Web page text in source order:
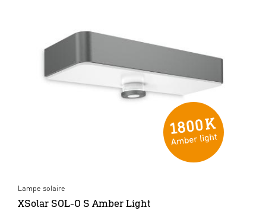
Lampe solaire
XSolar SOL-O S Amber Light